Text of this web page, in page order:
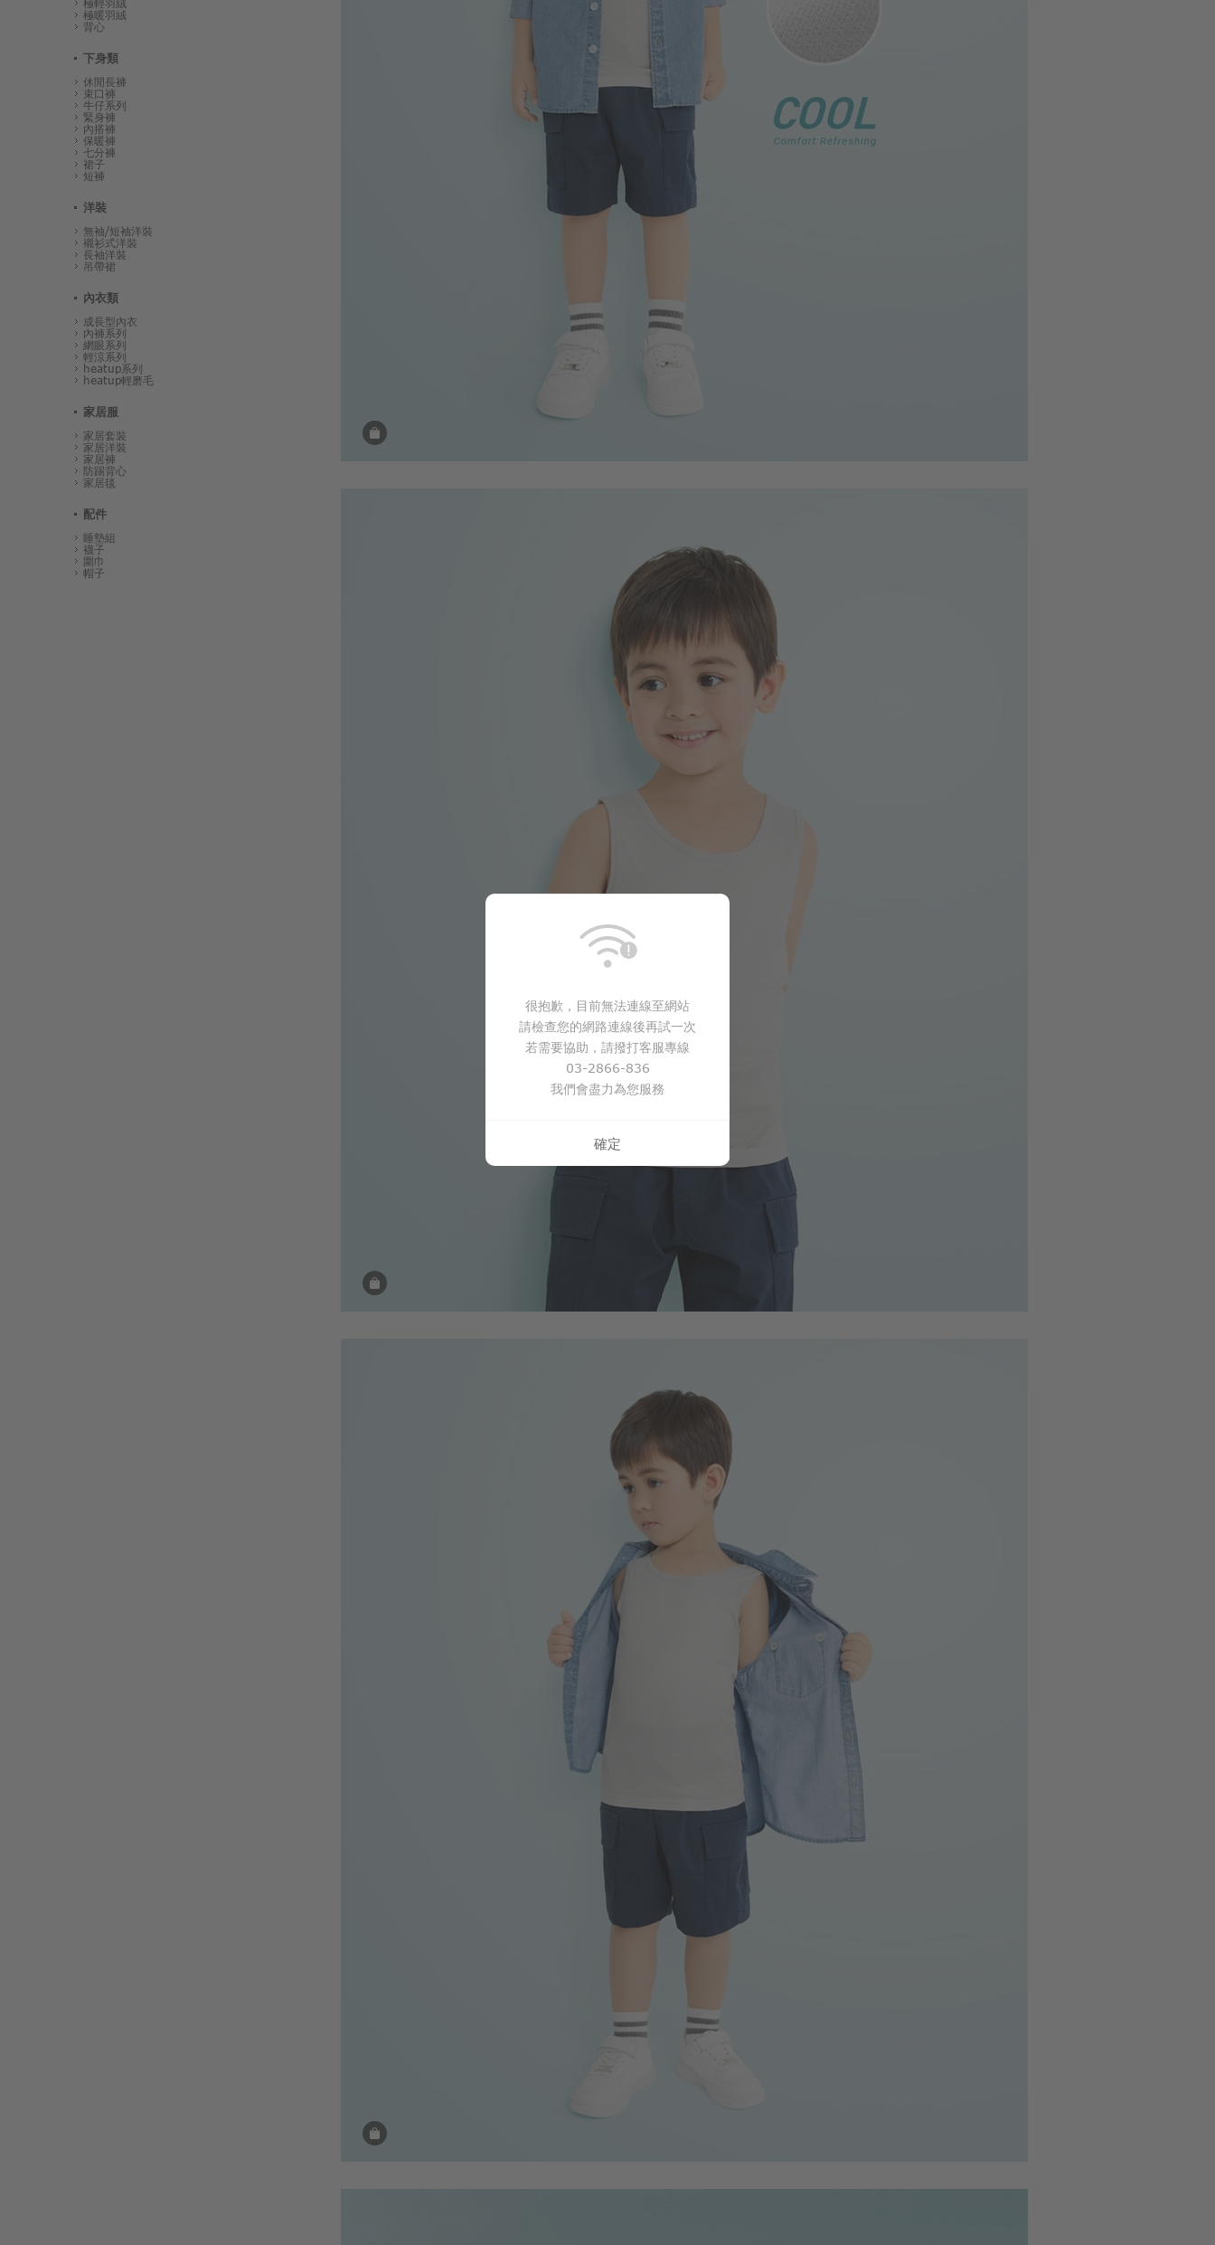
極輕羽絨
極暖羽絨
背心
下身類
休閒長褲
束口褲
牛仔系列
緊身褲
內搭褲
保暖褲
七分褲
裙子
短褲
洋裝
無袖/短袖洋裝
襯衫式洋裝
長袖洋裝
吊帶裙
內衣類
成長型內衣
內褲系列
網眼系列
輕涼系列
heatup系列
heatup輕磨毛
家居服
家居套裝
家居洋裝
家居褲
防踢背心
家居毯
配件
睡墊組
襪子
圍巾
帽子
99
350
350 $ 450
399
很抱歉，目前無法連線至網站
請檢查您的網路連線後再試一次
若需要協助，請撥打客服專線
03-2866-836
我們會盡力為您服務
確定